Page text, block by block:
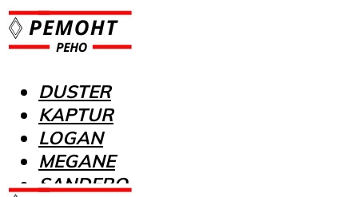
DUSTER
KAPTUR
LOGAN
MEGANE
SANDERO